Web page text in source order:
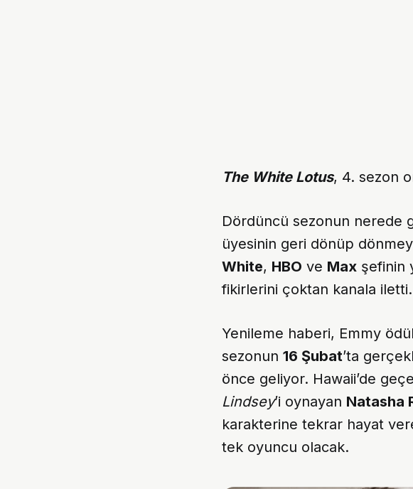
The White Lotus, 4. sezon
Dördüncü sezonun nerede
üyesinin geri dönüp
White, HBO ve Max şefinin
fikirlerini çoktan kanala iletti.
Yenileme haberi, Emmy
sezonun 16 Şubat’ta
önce geliyor. Hawaii’de
Lindsey’i oynayan Natasha
karakterine tekrar hayat
tek oyuncu olacak.